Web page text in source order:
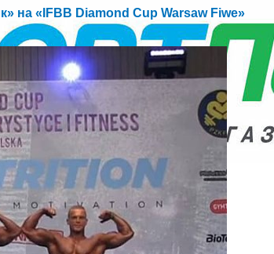
на «IFBB Diamond Cup Warsaw Fiwe»